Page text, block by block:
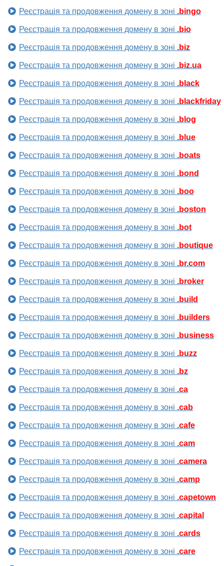
Реєстрація та продовження домену в зоні .bingo
Реєстрація та продовження домену в зоні .bio
Реєстрація та продовження домену в зоні .biz
Реєстрація та продовження домену в зоні .biz.ua
Реєстрація та продовження домену в зоні .black
Реєстрація та продовження домену в зоні .blackfriday
Реєстрація та продовження домену в зоні .blog
Реєстрація та продовження домену в зоні .blue
Реєстрація та продовження домену в зоні .boats
Реєстрація та продовження домену в зоні .bond
Реєстрація та продовження домену в зоні .boo
Реєстрація та продовження домену в зоні .boston
Реєстрація та продовження домену в зоні .bot
Реєстрація та продовження домену в зоні .boutique
Реєстрація та продовження домену в зоні .br.com
Реєстрація та продовження домену в зоні .broker
Реєстрація та продовження домену в зоні .build
Реєстрація та продовження домену в зоні .builders
Реєстрація та продовження домену в зоні .business
Реєстрація та продовження домену в зоні .buzz
Реєстрація та продовження домену в зоні .bz
Реєстрація та продовження домену в зоні .ca
Реєстрація та продовження домену в зоні .cab
Реєстрація та продовження домену в зоні .cafe
Реєстрація та продовження домену в зоні .cam
Реєстрація та продовження домену в зоні .camera
Реєстрація та продовження домену в зоні .camp
Реєстрація та продовження домену в зоні .capetown
Реєстрація та продовження домену в зоні .capital
Реєстрація та продовження домену в зоні .cards
Реєстрація та продовження домену в зоні .care